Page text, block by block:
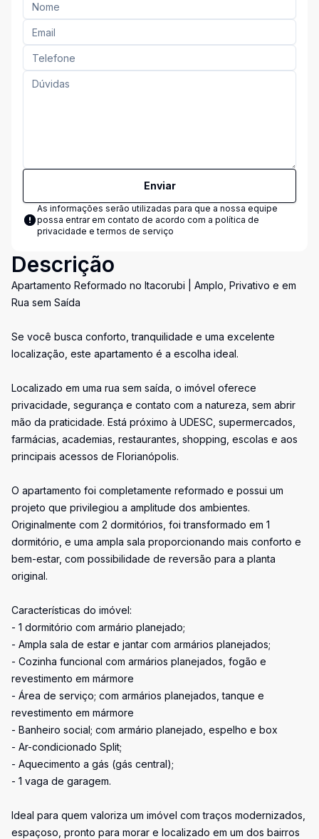
Enviar
As informações serão utilizadas para que a nossa equipe
possa entrar em contato de acordo com a política de
privacidade e termos de serviço
Descrição
Apartamento Reformado no Itacorubi | Amplo, Privativo e em
Rua sem Saída
Se você busca conforto, tranquilidade e uma excelente
localização, este apartamento é a escolha ideal.
Localizado em uma rua sem saída, o imóvel oferece
privacidade, segurança e contato com a natureza, sem abrir
mão da praticidade. Está próximo à UDESC, supermercados,
farmácias, academias, restaurantes, shopping, escolas e aos
principais acessos de Florianópolis.
O apartamento foi completamente reformado e possui um
projeto que privilegiou a amplitude dos ambientes.
Originalmente com 2 dormitórios, foi transformado em 1
dormitório, e uma ampla sala proporcionando mais conforto e
bem-estar, com possibilidade de reversão para a planta
original.
Características do imóvel:
- 1 dormitório com armário planejado;
- Ampla sala de estar e jantar com armários planejados;
- Cozinha funcional com armários planejados, fogão e
revestimento em mármore
- Área de serviço; com armários planejados, tanque e
revestimento em mármore
- Banheiro social; com armário planejado, espelho e box
- Ar-condicionado Split;
- Aquecimento a gás (gás central);
- 1 vaga de garagem.
Ideal para quem valoriza um imóvel com traços modernizados,
espaçoso, pronto para morar e localizado em um dos bairros